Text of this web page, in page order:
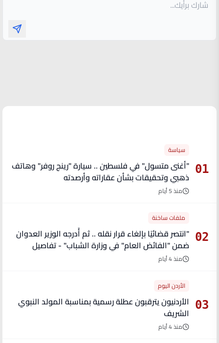
01
سياسة
"أغنى متسول" في فلسطين .. سيارة "رينج روفر" وهاتف
ذهبي وتحقيقات بشأن عقاراته وأرصدته
منذ 5 أيام
02
ملفات ساخنة
"انتصر قضائيًا بإلغاء قرار نقله .. ثم أُدرجه الوزير العدوان
ضمن "الفائض العام" في وزارة الشباب" - تفاصيل
منذ 4 أيام
03
الأردن اليوم
الأردنيون يترقبون عطلة رسمية بمناسبة المولد النبوي
الشريف
منذ 4 أيام